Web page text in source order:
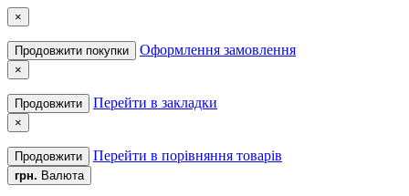
×
Продовжити покупки Оформлення замовлення
×
Продовжити Перейти в закладки
×
Продовжити Перейти в порівняння товарів
грн. Валюта